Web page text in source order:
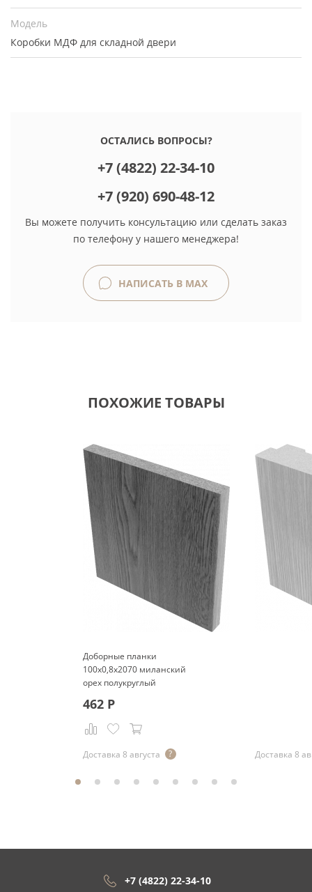
Модель
Коробки МДФ для складной двери
ОСТАЛИСЬ ВОПРОСЫ?
+7 (4822) 22-34-10
+7 (920) 690-48-12
Вы можете получить консультацию или сделать заказ
по телефону у нашего менеджера!
НАПИСАТЬ В MAX
ПОХОЖИЕ ТОВАРЫ
Доборные планки
100x0,8x2070 миланский
орех полукруглый
462Р
Доставка 8 августа Доставка 8
+7 (4822) 22-34-10